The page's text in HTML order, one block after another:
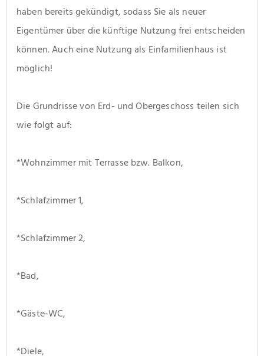
haben bereits gekündigt, sodass Sie als neuer
Eigentümer über die künftige Nutzung frei entscheiden
können. Auch eine Nutzung als Einfamilienhaus ist
möglich!
Die Grundrisse von Erd- und Obergeschoss teilen sich
wie folgt auf:
*Wohnzimmer mit Terrasse bzw. Balkon,
*Schlafzimmer 1,
*Schlafzimmer 2,
*Bad,
*Gäste-WC,
*Diele,